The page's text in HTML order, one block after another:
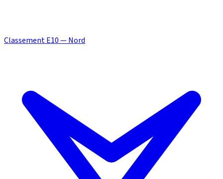
Classement E10 — Nord